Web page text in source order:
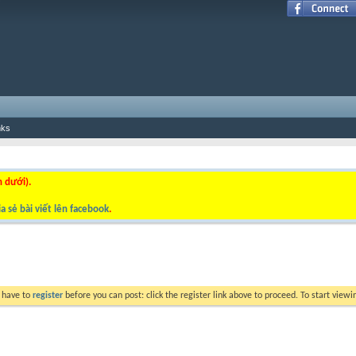
dưới).
sẻ bài viết lên facebook.
to register before you can post: click the register link above to proceed. To start